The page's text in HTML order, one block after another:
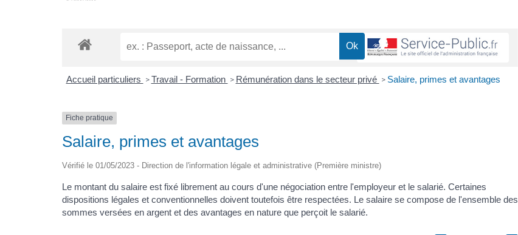
Accueil particuliers > Travail - Formation > Rémunération dans le secteur privé > Salaire, primes et avantages
Fiche pratique
Salaire, primes et avantages
Vérifié le 01/05/2023 - Direction de l'information légale et administrative (Première ministre)
Le montant du salaire est fixé librement au cours d'une négociation entre l'employeur et le salarié. Certaines
dispositions légales et conventionnelles doivent toutefois être respectées. Le salaire se compose de l'ensemble des
sommes versées en argent et des avantages en nature que perçoit le salarié.